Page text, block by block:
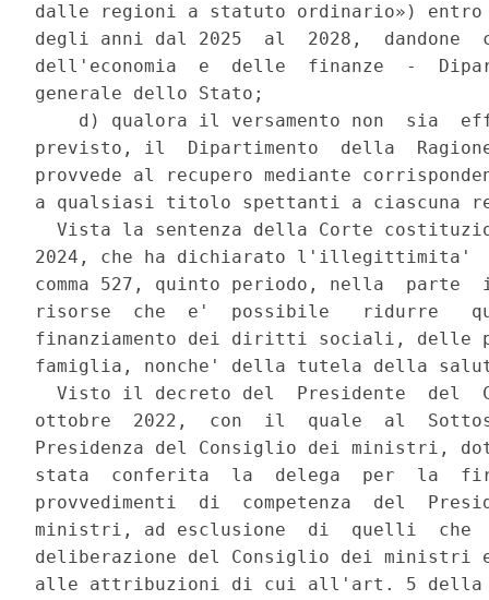
dalle regioni a statuto ordinario»)
degli anni dal 2025  al  2028,  dandone
dell'economia  e  delle  finanze  -
generale dello Stato;
d) qualora il versamento non  sia
previsto, il  Dipartimento  della
provvede al recupero mediante
a qualsiasi titolo spettanti a ciascuna
Vista la sentenza della Corte
2024, che ha dichiarato l'illegittimita'
comma 527, quinto periodo, nella
risorse  che  e'  possibile   ridurre
finanziamento dei diritti sociali,
famiglia, nonche' della tutela della
Visto il decreto del  Presidente  del
ottobre  2022,  con  il  quale  al
Presidenza del Consiglio dei ministri,
stata  conferita  la  delega  per  la
provvedimenti  di  competenza  del
ministri, ad esclusione  di  quelli  che
deliberazione del Consiglio dei ministri
alle attribuzioni di cui all'art. 5 della